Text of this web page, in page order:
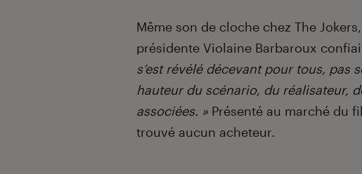
Même son de cloche chez The
présidente Violaine Barbaroux
s’est révélé décevant pour tous, pas
hauteur du scénario, du réalisateur,
associées. » Présenté au marché du
trouvé aucun acheteur.